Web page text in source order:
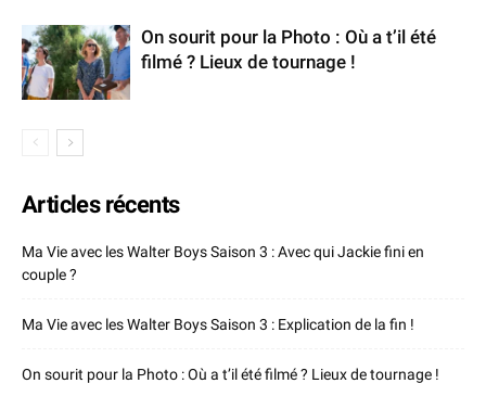
On sourit pour la Photo : Où a t’il été
filmé ? Lieux de tournage !
Articles récents
Ma Vie avec les Walter Boys Saison 3 : Avec qui Jackie fini en
couple ?
Ma Vie avec les Walter Boys Saison 3 : Explication de la fin !
On sourit pour la Photo : Où a t’il été filmé ? Lieux de tournage !